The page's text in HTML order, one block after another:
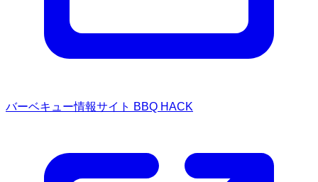
バーベキュー情報サイト BBQ HACK